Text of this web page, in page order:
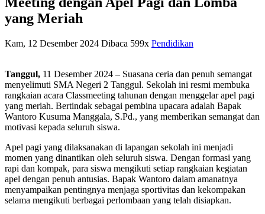
yang Meriah
Kam, 12 Desember 2024 Dibaca 599x Pendidikan
Tanggul, 11 Desember 2024 – Suasana ceria dan penuh semangat
menyelimuti SMA Negeri 2 Tanggul. Sekolah ini resmi membuka
rangkaian acara Classmeeting tahunan dengan menggelar apel pagi
yang meriah. Bertindak sebagai pembina upacara adalah Bapak
Wantoro Kusuma Manggala, S.Pd., yang memberikan semangat dan
motivasi kepada seluruh siswa.
Apel pagi yang dilaksanakan di lapangan sekolah ini menjadi
momen yang dinantikan oleh seluruh siswa. Dengan formasi yang
rapi dan kompak, para siswa mengikuti setiap rangkaian kegiatan
apel dengan penuh antusias. Bapak Wantoro dalam amanatnya
menyampaikan pentingnya menjaga sportivitas dan kekompakan
selama mengikuti berbagai perlombaan yang telah disiapkan.